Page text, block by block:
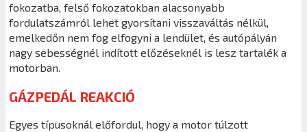
fokozatba, felső fokozatokban alacsonyabb
fordulatszámról lehet gyorsítani visszaváltás nélkül,
emelkedőn nem fog elfogyni a lendület, és autópályán
nagy sebességnél indított előzéseknél is lesz tartalék a
motorban.
GÁZPEDÁL REAKCIÓ
Egyes típusoknál előfordul, hogy a motor túlzott